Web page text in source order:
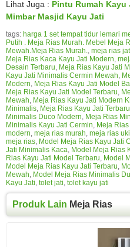
Lihat Juga : Pintu Rumah Kayu
Mimbar Masjid Kayu Jati
tags: harga 1 set tempat tidur lemari
Putih . Meja Rias Murah. Mebel Meja
Mewah.Meja Rias Murah., meja rias
Meja Rias Kaca Kayu Jati Modern,
Desain Terbaru, Meja Rias Kayu Jati
Kayu Jati Minimalis Cermin Mewah,
Modern, Meja Rias Kayu Jati Model
Meja Rias Kayu Jati Model Terbaru,
Mewah, Meja Rias Kayu Jati Modern
Minimalis, Meja Rias Kayu Jati
Minimalis Duco Modern, Meja Rias
Minimalis Kayu Jati Cermin, Meja
modern, meja rias murah, meja rias
meja rias, Model Meja Rias Kayu Jati
Jati Minimalis Kaca, Model Meja Rias
Rias Kayu Jati Model Terbaru, Model
Model Meja Rias Kayu Jati Terbaru,
Mewah, Model Meja Rias Minimalis
Kayu Jati, tolet jati, tolet kayu jati
Produk Lain Meja Rias